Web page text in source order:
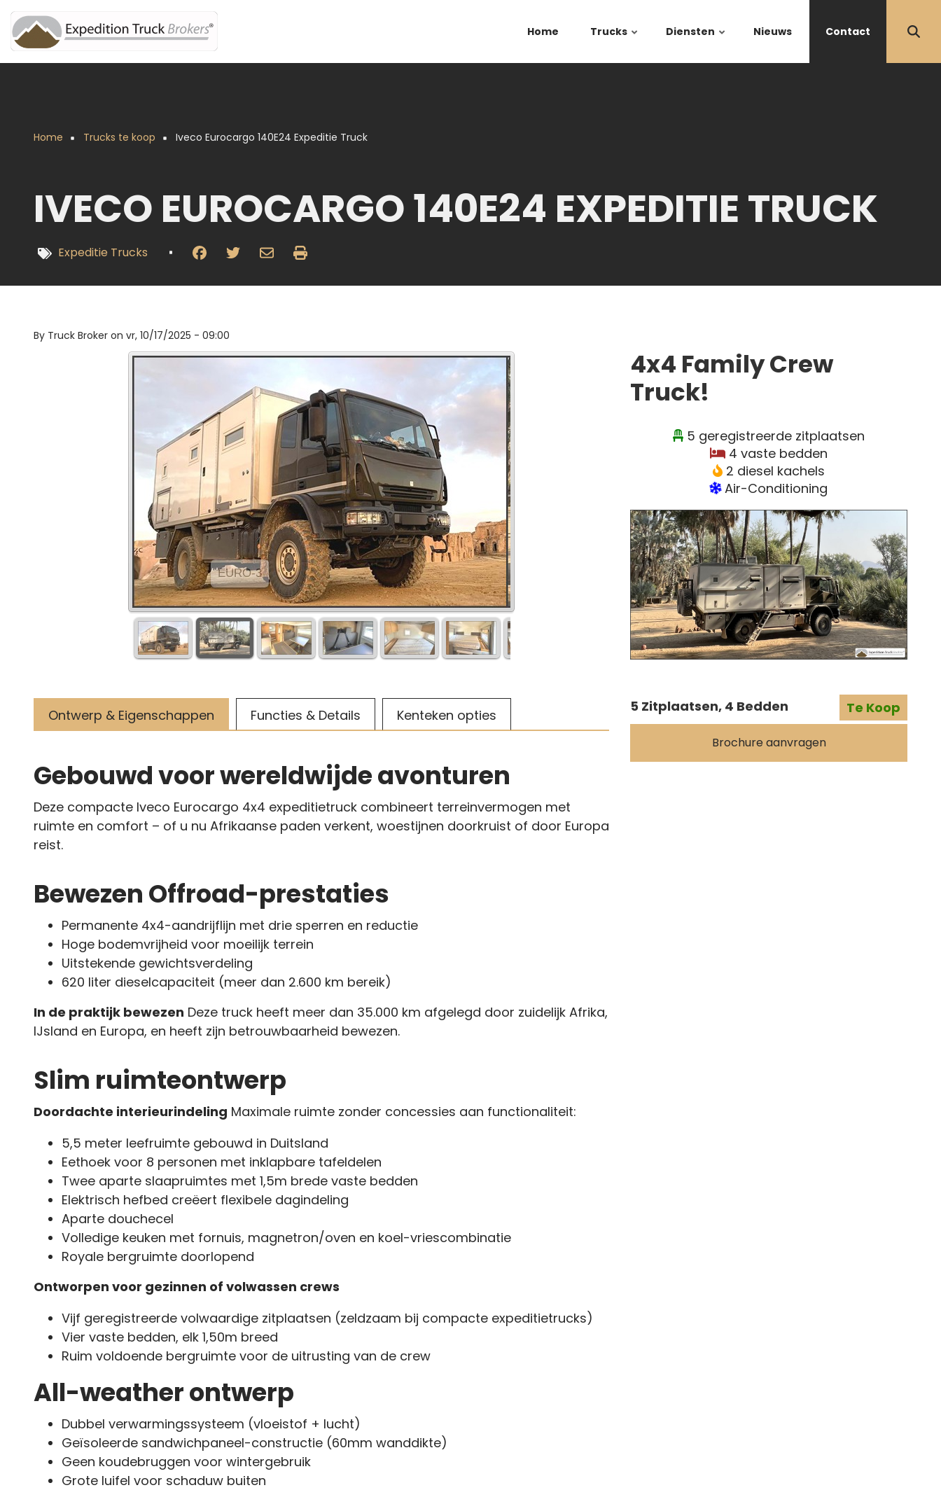
Overslaan
en
naar
de
Home Trucks Diensten Nieuws Contact
Kruimelpad
Home Trucks te koop Iveco Eurocargo 140E24 Expeditie Truck
IVECO EUROCARGO 140E24 EXPEDITIE TRUCK
Expeditie Trucks
By Truck Broker on vr, 10/17/2025 - 09:00
4x4 Family Crew
Truck!
5 geregistreerde zitplaatsen
4 vaste bedden
2 diesel kachels
Air-Conditioning
5 Zitplaatsen, 4 Bedden Te Koop
Brochure aanvragen
Ontwerp & Eigenschappen Functies & Details Kenteken opties
Gebouwd voor wereldwijde avonturen
Deze compacte Iveco Eurocargo 4x4 expeditietruck combineert terreinvermogen met
ruimte en comfort – of u nu Afrikaanse paden verkent, woestijnen doorkruist of door Europa
reist.
Bewezen Offroad-prestaties
Permanente 4x4-aandrijflijn met drie sperren en reductie
Hoge bodemvrijheid voor moeilijk terrein
Uitstekende gewichtsverdeling
620 liter dieselcapaciteit (meer dan 2.600 km bereik)
In de praktijk bewezen Deze truck heeft meer dan 35.000 km afgelegd door zuidelijk Afrika,
IJsland en Europa, en heeft zijn betrouwbaarheid bewezen.
Slim ruimteontwerp
Doordachte interieurindeling Maximale ruimte zonder concessies aan functionaliteit:
5,5 meter leefruimte gebouwd in Duitsland
Eethoek voor 8 personen met inklapbare tafeldelen
Twee aparte slaapruimtes met 1,5m brede vaste bedden
Elektrisch hefbed creëert flexibele dagindeling
Aparte douchecel
Volledige keuken met fornuis, magnetron/oven en koel-vriescombinatie
Royale bergruimte doorlopend
Ontworpen voor gezinnen of volwassen crews
Vijf geregistreerde volwaardige zitplaatsen (zeldzaam bij compacte expeditietrucks)
Vier vaste bedden, elk 1,50m breed
Ruim voldoende bergruimte voor de uitrusting van de crew
All-weather ontwerp
Dubbel verwarmingssysteem (vloeistof + lucht)
Geïsoleerde sandwichpaneel-constructie (60mm wanddikte)
Geen koudebruggen voor wintergebruik
Grote luifel voor schaduw buiten